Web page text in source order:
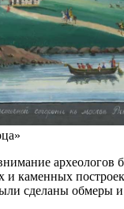
каменных
сделаны